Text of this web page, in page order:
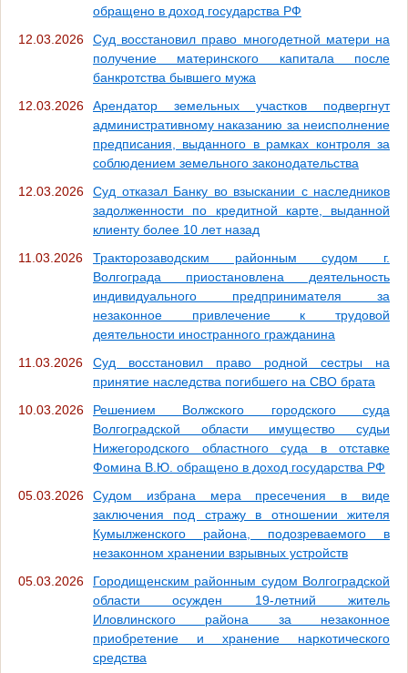
обращено в доход государства РФ
12.03.2026
Суд восстановил право многодетной матери на
получение материнского капитала после
банкротства бывшего мужа
12.03.2026
Арендатор земельных участков подвергнут
административному наказанию за неисполнение
предписания, выданного в рамках контроля за
соблюдением земельного законодательства
12.03.2026
Суд отказал Банку во взыскании с наследников
задолженности по кредитной карте, выданной
клиенту более 10 лет назад
11.03.2026
Тракторозаводским районным судом г.
Волгограда приостановлена деятельность
индивидуального предпринимателя за
незаконное привлечение к трудовой
деятельности иностранного гражданина
11.03.2026
Суд восстановил право родной сестры на
принятие наследства погибшего на СВО брата
10.03.2026
Решением Волжского городского суда
Волгоградской области имущество судьи
Нижегородского областного суда в отставке
Фомина В.Ю. обращено в доход государства РФ
05.03.2026
Судом избрана мера пресечения в виде
заключения под стражу в отношении жителя
Кумылженского района, подозреваемого в
незаконном хранении взрывных устройств
05.03.2026
Городищенским районным судом Волгоградской
области осужден 19-летний житель
Иловлинского района за незаконное
приобретение и хранение наркотического
средства